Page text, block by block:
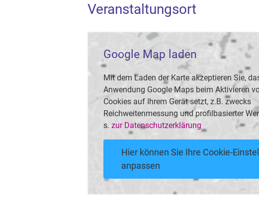
Veranstaltungsort
Google Map laden
Mit dem Laden der Karte akzeptieren Sie,
Anwendung Google Maps beim Aktivieren
Cookies auf Ihrem Gerät setzt, z.B. zwecks
Reichweitenmessung und profilbasierter
s. zur Datenschutzerklärung
Hier können Sie Ihre Cookie-
anpassen